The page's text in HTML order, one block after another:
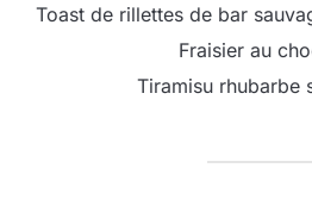
Toast de rillettes de bar
Fraisier au
Tiramisu rhubarbe